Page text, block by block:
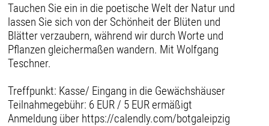
Tauchen Sie ein in die poetische Welt der Natur und
lassen Sie sich von der Schönheit der Blüten und
Blätter verzaubern, während wir durch Worte und
Pflanzen gleichermaßen wandern. Mit Wolfgang
Teschner.
Treffpunkt: Kasse/ Eingang in die Gewächshäuser
Teilnahmegebühr: 6 EUR / 5 EUR ermäßigt
Anmeldung über https://calendly.com/botgaleipzig